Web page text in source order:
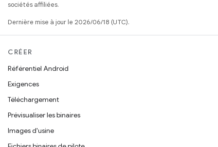
sociétés affiliées.
Dernière mise à jour le 2026/06/18 (UTC).
CRÉER
Référentiel Android
Exigences
Téléchargement
Prévisualiser les binaires
Images d'usine